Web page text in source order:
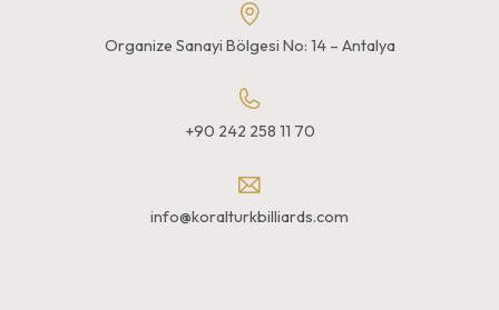
Organize Sanayi Bölgesi No: 14 – Antalya
+90 242 258 11 70
info@koralturkbilliards.com